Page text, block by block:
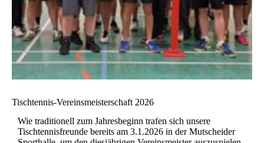
Tischtennis-Vereinsmeisterschaft 2026
Wie traditionell zum Jahresbeginn trafen sich unsere
Tischtennisfreunde bereits am 3.1.2026 in der Mutscheider